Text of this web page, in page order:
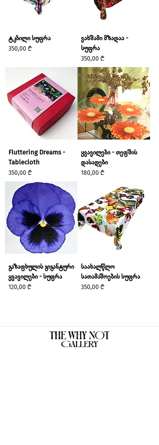
ტკბილი სუფრა
Price
350,00 ₾
ვახშამი მზადაა -
სუფრა
Price
350,00 ₾
Fluttering Dreams -
Tablecloth
Price
350,00 ₾
ყვავილები - თეფშის
დასადები
Price
180,00 ₾
გაზაფხულის გიგანტური
ყვავილები - სუფრა
Price
120,00 ₾
საახალწლო
სათამაშოების სუფრა
Price
350,00 ₾